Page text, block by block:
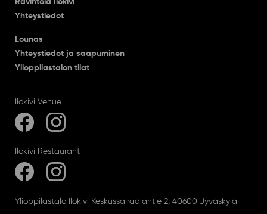
Yhteystiedot
Lounas
Yhteystiedot ja saapuminen
Ylioppilastalon tilat
Ilokivi Venue
Ilokivi Restaurant
Ylioppilastalo Ilokivi Keskussairaalantie 2, 40600 Jyväskylä